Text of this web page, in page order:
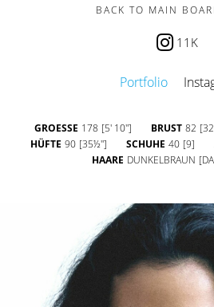
BACK TO MAIN
11K
Portfolio
GROESSE 178 [5' 10''] BRUST 82
HÜFTE 90 [35½''] SCHUHE 40 [9]
HAARE DUNKELBRAUN